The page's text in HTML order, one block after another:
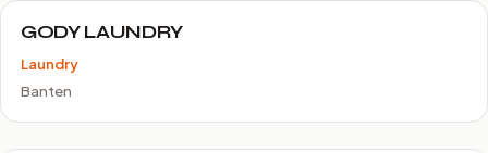
GODY LAUNDRY
Laundry
Banten